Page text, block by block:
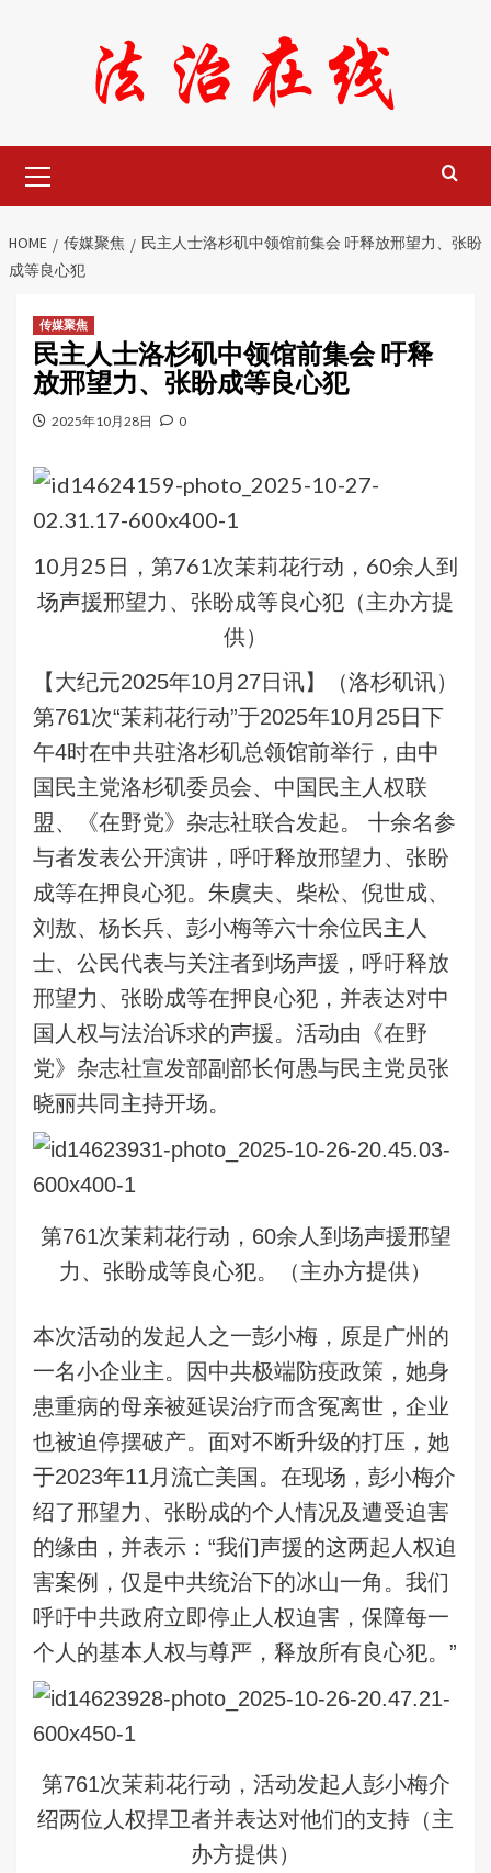
Menu
HOME 传媒聚焦
民主人士洛杉矶中领馆前集会 吁释放邢望力、张盼
成等良心犯
传媒聚焦
民主人士洛杉矶中领馆前集会 吁释
放邢望力、张盼成等良心犯
2025年10月28日 0
10月25日，第761次茉莉花行动，60余人到
场声援邢望力、张盼成等良心犯（主办方提
供）
【大纪元2025年10月27日讯】（洛杉矶讯）
第761次“茉莉花行动”于2025年10月25日下
午4时在中共驻洛杉矶总领馆前举行，由中
国民主党洛杉矶委员会、中国民主人权联
盟、《在野党》杂志社联合发起。 十余名参
与者发表公开演讲，呼吁释放邢望力、张盼
成等在押良心犯。 朱虞夫、柴松、倪世成、
刘敖、杨长兵、彭小梅等六十余位民主人
士、公民代表与关注者到场声援，呼吁释放
邢望力、张盼成等在押良心犯，并表达对中
国人权与法治诉求的声援。活动由《在野
党》杂志社宣发部副部长何愚与民主党员张
晓丽共同主持开场。
第761次茉莉花行动，60余人到场声援邢望
力、张盼成等良心犯。（主办方提供）
本次活动的发起人之一彭小梅，原是广州的
一名小企业主。因中共极端防疫政策，她身
患重病的母亲被延误治疗而含冤离世，企业
也被迫停摆破产。面对不断升级的打压，她
于2023年11月流亡美国。在现场，彭小梅介
绍了邢望力、张盼成的个人情况及遭受迫害
的缘由，并表示：“我们声援的这两起人权迫
害案例，仅是中共统治下的冰山一角。我们
呼吁中共政府立即停止人权迫害，保障每一
个人的基本人权与尊严，释放所有良心犯。”
第761次茉莉花行动，活动发起人彭小梅介
绍两位人权捍卫者并表达对他们的支持（主
办方提供）